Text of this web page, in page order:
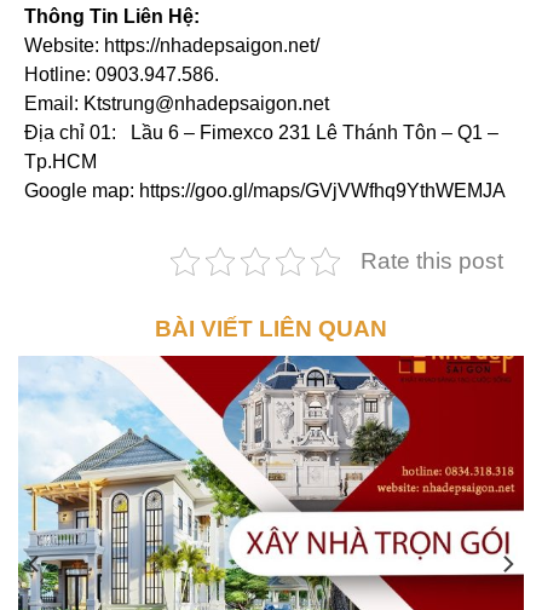
Thông Tin Liên Hệ:
Website: https://nhadepsaigon.net/
Hotline: 0903.947.586.
Email: Ktstrung@nhadepsaigon.net
Địa chỉ 01: Lầu 6 – Fimexco 231 Lê Thánh Tôn – Q1 –
Tp.HCM
Google map: https://goo.gl/maps/GVjVWfhq9YthWEMJA
Rate this post
BÀI VIẾT LIÊN QUAN